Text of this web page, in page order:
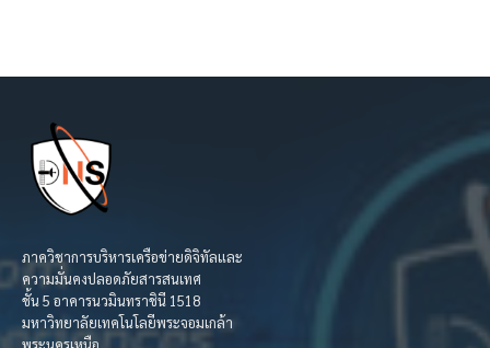
ภาควิชาการบริหารเครือข่ายดิจิทัลและ
ความมั่นคงปลอดภัยสารสนเทศ
ชั้น 5 อาคารนวมินทราชินี 1518
มหาวิทยาลัยเทคโนโลยีพระจอมเกล้า
พระนครเหนือ